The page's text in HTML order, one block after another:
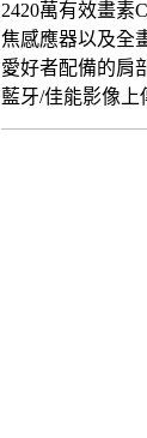
2420萬有效畫素
焦感應器以及全
愛好者配備的肩
藍牙/佳能影像上